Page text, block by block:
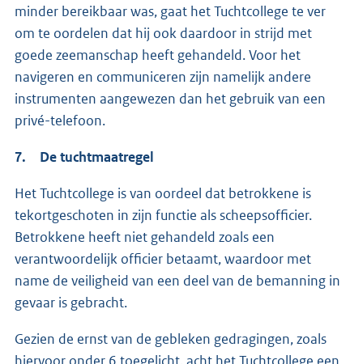
minder bereikbaar was, gaat het Tuchtcollege te ver
om te oordelen dat hij ook daardoor in strijd met
goede zeemanschap heeft gehandeld. Voor het
navigeren en communiceren zijn namelijk andere
instrumenten aangewezen dan het gebruik van een
privé-telefoon.
7. De tuchtmaatregel
Het Tuchtcollege is van oordeel dat betrokkene is
tekortgeschoten in zijn functie als scheepsofficier.
Betrokkene heeft niet gehandeld zoals een
verantwoordelijk officier betaamt, waardoor met
name de veiligheid van een deel van de bemanning in
gevaar is gebracht.
Gezien de ernst van de gebleken gedragingen, zoals